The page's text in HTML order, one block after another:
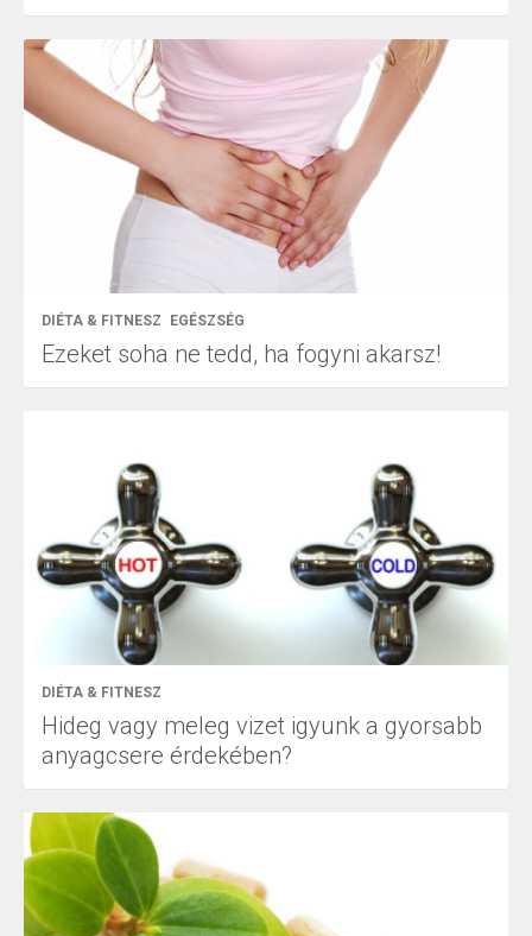
DIÉTA & FITNESZ EGÉSZSÉG
Ezeket soha ne tedd, ha fogyni akarsz!
DIÉTA & FITNESZ
Hideg vagy meleg vizet igyunk a gyorsabb
anyagcsere érdekében?